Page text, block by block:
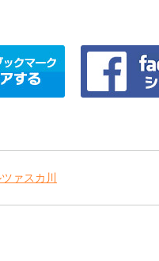
ァスカ川